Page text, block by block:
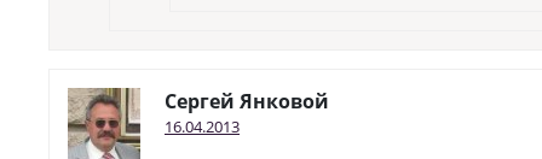
Сергей Янковой
16.04.2013